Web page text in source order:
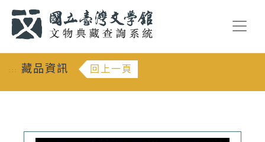
::: 藏品資訊 回上一頁